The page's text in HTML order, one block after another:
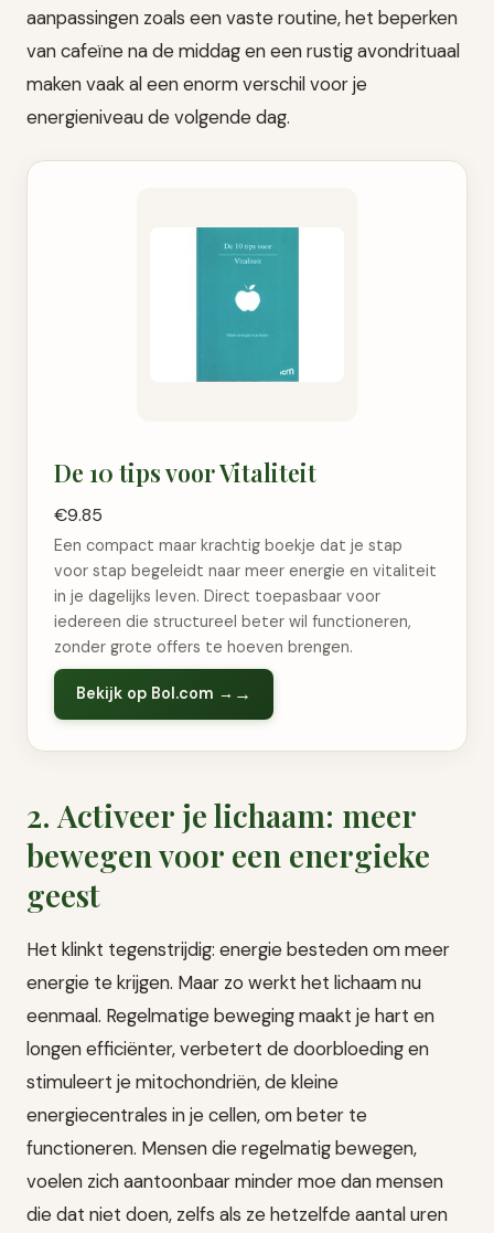
aanpassingen zoals een vaste routine, het beperken
van cafeïne na de middag en een rustig avondrituaal
maken vaak al een enorm verschil voor je
energieniveau de volgende dag.
De 10 tips voor Vitaliteit
€9.85
Een compact maar krachtig boekje dat je stap
voor stap begeleidt naar meer energie en vitaliteit
in je dagelijks leven. Direct toepasbaar voor
iedereen die structureel beter wil functioneren,
zonder grote offers te hoeven brengen.
Bekijk op Bol.com →
2. Activeer je lichaam: meer
bewegen voor een energieke
geest
Het klinkt tegenstrijdig: energie besteden om meer
energie te krijgen. Maar zo werkt het lichaam nu
eenmaal. Regelmatige beweging maakt je hart en
longen efficiënter, verbetert de doorbloeding en
stimuleert je mitochondriën, de kleine
energiecentrales in je cellen, om beter te
functioneren. Mensen die regelmatig bewegen,
voelen zich aantoonbaar minder moe dan mensen
die dat niet doen, zelfs als ze hetzelfde aantal uren